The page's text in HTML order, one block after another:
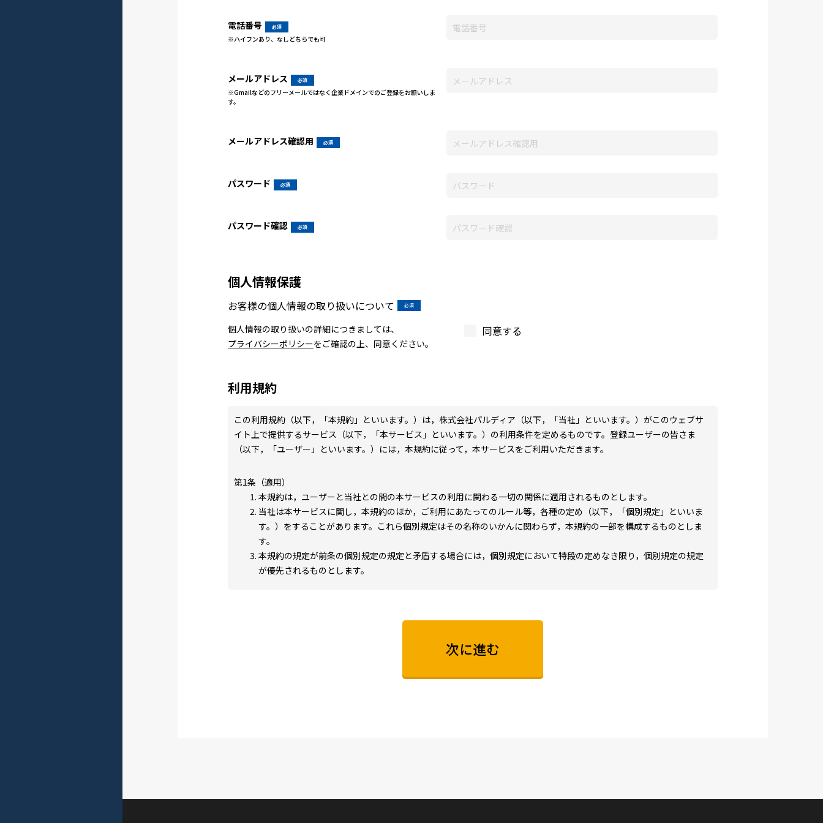
電話番号
※ハイフンあり、なしどちらでも可
メールアドレス
※Gmailなどのフリーメールではなく企業ドメインでのご登録をお願いしま
す。
メールアドレス確認用
パスワード
パスワード確認
個人情報保護
お客様の個人情報の取り扱いについて
個人情報の取り扱いの詳細につきましては、
プライバシーポリシーをご確認の上、同意ください。
同意する
利用規約
この利用規約（以下，「本規約」といいます。）は，株式会社パルディア（以下，「当社」といいます。）がこのウェブサ
イト上で提供するサービス（以下，「本サービス」といいます。）の利用条件を定めるものです。登録ユーザーの皆さま
（以下，「ユーザー」といいます。）には，本規約に従って，本サービスをご利用いただきます。
第1条（適用）
本規約は，ユーザーと当社との間の本サービスの利用に関わる一切の関係に適用されるものとします。
当社は本サービスに関し，本規約のほか，ご利用にあたってのルール等，各種の定め（以下，「個別規定」といいま
す。）をすることがあります。これら個別規定はその名称のいかんに関わらず，本規約の一部を構成するものとしま
す。
本規約の規定が前条の個別規定の規定と矛盾する場合には，個別規定において特段の定めなき限り，個別規定の規定
が優先されるものとします。
本サービスにおいては，登録希望者が本規約に同意の上，当社の定める方法によって利用登録を申請し，当社がこれ
当社は，利用登録の申請者に以下の事由があると判断した場合，利用登録の申請を承認しないことがあり，その理由
利用登録の申請に際して虚偽の事項を届け出た場合
次に進む